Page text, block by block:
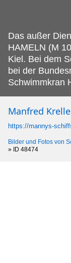
Das außer
HAMELN (M
Kiel. Bei dem
bei der
Schwimmkran
Manfred
https://mannys-
Bilder und Fotos von
» ID 48474